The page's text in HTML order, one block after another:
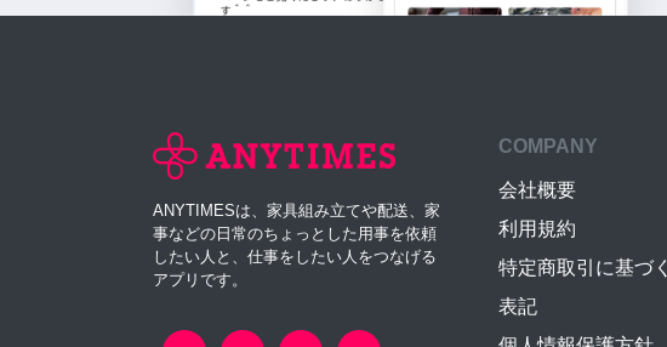
ANYTIMESは、家具組み立てや配送、家
事などの日常のちょっとした用事を依頼
したい人と、仕事をしたい人をつなげる
アプリです。
COMPANY
会社概要
利用規約
特定商取引に基づく
表記